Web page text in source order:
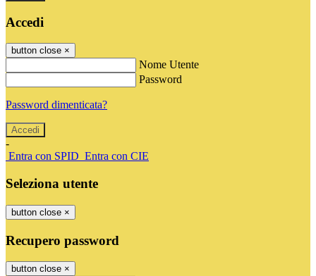
Accedi
button close ×
Nome Utente
Password
Password dimenticata?
-
Entra con SPID Entra con CIE
Seleziona utente
button close ×
Recupero password
button close ×